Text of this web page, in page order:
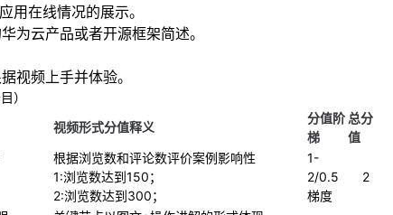
用在线情况的展示。
为云产品或者开源框架简述。
视频上手并体验。
）
视频形式分值释义
分值阶
梯
总分
值
根据浏览数和评论数评价案例影响性
1:浏览数达到150；
2:浏览数达到300；
1-
2/0.5
梯度
2